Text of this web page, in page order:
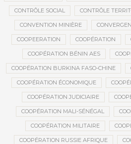
CONTRÔLE SOCIAL CONTRÔLE
CONVENTION MINIÈRE
COOPEERATION COOPÉRATION
COOPÉRATION BÉNIN AES
COOPÉRATION BURKINA FASO-CHINE
COOPÉRATION ÉCONOMIQUE
COOPÉRATION JUDICIAIRE
COOPÉRATION MALI-SÉNÉGAL
COOPÉRATION MILITAIRE
COOPÉRATION RUSSIE AFRIQUE